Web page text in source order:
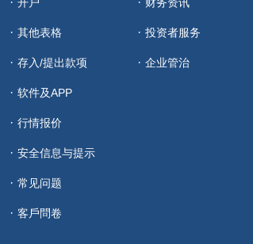
其他表格
存入/提出款项
软件及APP
行情报价
安全信息与提示
常见问题
客戶問卷
投资者服务
企业管治